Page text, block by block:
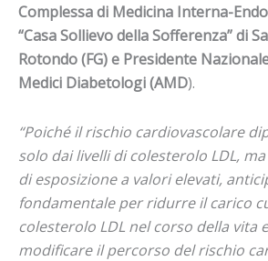
Complessa di Medicina Interna-
“Casa Sollievo della Sofferenza” di
Rotondo (FG) e Presidente
Medici Diabetologi (AMD).
“Poiché il rischio cardiovascolare
solo dai livelli di colesterolo LDL,
di esposizione a valori elevati,
fondamentale per ridurre il carico
colesterolo LDL nel corso della vita
modificare il percorso del rischio